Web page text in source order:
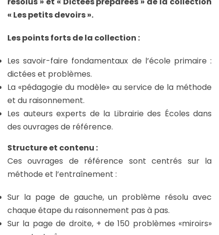
« Les petits devoirs ».
Les points forts de la collection :
Les savoir-faire fondamentaux de l’école primaire :
dictées et problèmes.
La «pédagogie du modèle» au service de la méthode
et du raisonnement.
Les auteurs experts de la Librairie des Écoles dans
des ouvrages de référence.
Structure et contenu :
Ces ouvrages de référence sont centrés sur la
méthode et l’entraînement :
Sur la page de gauche, un problème résolu avec
chaque étape du raisonnement pas à pas.
Sur la page de droite, + de 150 problèmes «miroirs»